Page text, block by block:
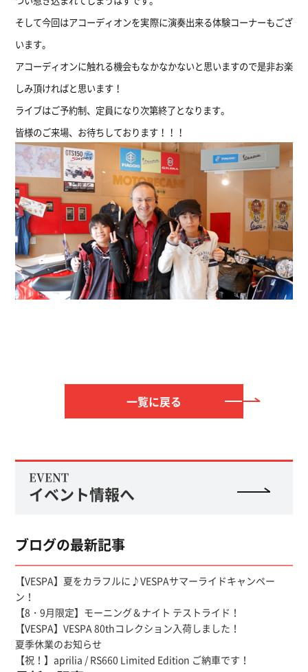
そして今回はアコーディオンを実際に演奏出来る体験コーナーもござ
います。
アコーディオンに触れる機会もなかなかないと思いますので是非お楽
しみ頂ければと思います！
ライブはご予約制、定員になり次第終了となります。
皆様のご来場、お待ちしております！！！
一覧に戻る
EVENT
イベント情報へ
ブログの最新記事
【VESPA】夏をカラフルに♪VESPAサマーライドキャンペー
ン！
【8・9月限定】モーニング＆ナイト テストライド！
【VESPA】VESPA 80thコレクション入荷しました！
夏季休業のお知らせ
【祝！】aprilia / RS660 Limited Edition ご納車です！